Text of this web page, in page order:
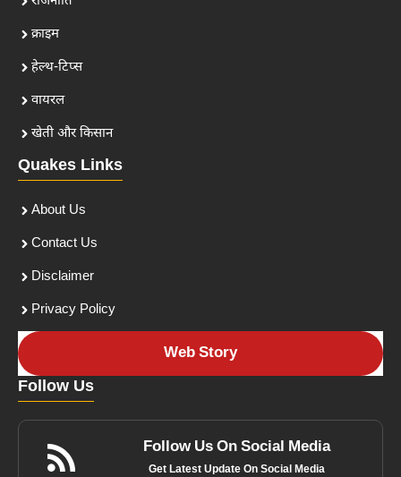
क्राइम
हेल्थ-टिप्स
वायरल
खेती और किसान
Quakes Links
About Us
Contact Us
Disclaimer
Privacy Policy
Web Story
Follow Us
Follow Us On Social Media
Get Latest Update On Social Media